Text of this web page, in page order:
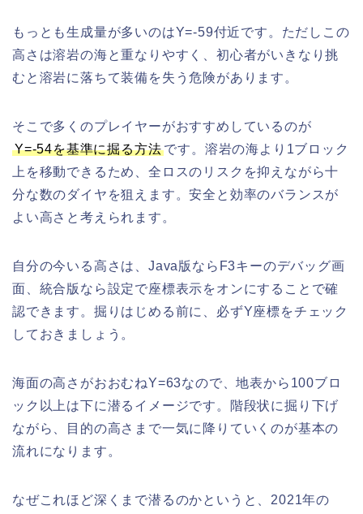
もっとも生成量が多いのはY=-59付近です。ただしこの
高さは溶岩の海と重なりやすく、初心者がいきなり挑
むと溶岩に落ちて装備を失う危険があります。
そこで多くのプレイヤーがおすすめしているのが
Y=-54を基準に掘る方法 です。溶岩の海より1ブロック
上を移動できるため、全ロスのリスクを抑えながら十
分な数のダイヤを狙えます。安全と効率のバランスが
よい高さと考えられます。
自分の今いる高さは、Java版ならF3キーのデバッグ画
面、統合版なら設定で座標表示をオンにすることで確
認できます。掘りはじめる前に、必ずY座標をチェック
しておきましょう。
海面の高さがおおむねY=63なので、地表から100ブロ
ック以上は下に潜るイメージです。階段状に掘り下げ
ながら、目的の高さまで一気に降りていくのが基本の
流れになります。
なぜこれほど深くまで潜るのかというと、2021年の